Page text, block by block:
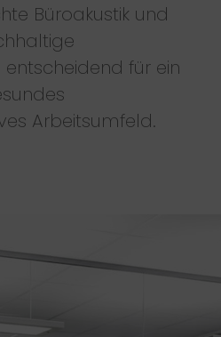
Büroakustik und
für ein
Arbeitsumfeld.